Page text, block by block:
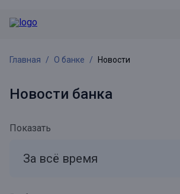
Главная О банке Новости
Новости банка
Показать
За всё время